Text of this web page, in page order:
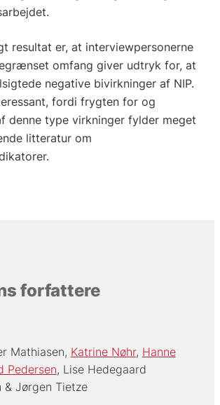
resultat er, at interviewpersonerne
omfang giver udtryk for, at
negative bivirkninger af NIP.
fordi frygten for og
denne type virkninger fylder meget
litteratur om
forfattere
Mathiasen Katrine Nøhr Hanne
Pedersen Lise Hedegaard
Jørgen Tietze